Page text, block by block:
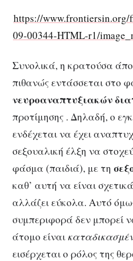
https://
09-00344-HTML-r1/
Συνολικά, η κρατούσα
πιθανώς εντάσσεται στο
νευροαναπτυξιακών
προτίμησης . Δηλαδή, ο
ενδέχεται να έχει
σεξουαλική έλξη να
φάσμα (παιδιά), με τη
καθ’ αυτή να είναι
αλλάζει εύκολα. Αυτό
συμπεριφορά δεν μπορεί
άτομο είναι
εισέρχεται ο ρόλος της